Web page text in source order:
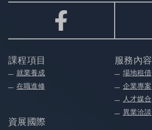
課程項目
就業養成
在職進修
服務內容
場地租借
企業專案
人才媒合
異業洽談
資展國際